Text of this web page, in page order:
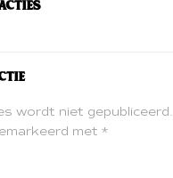
wordt niet gepubliceerd.
met *